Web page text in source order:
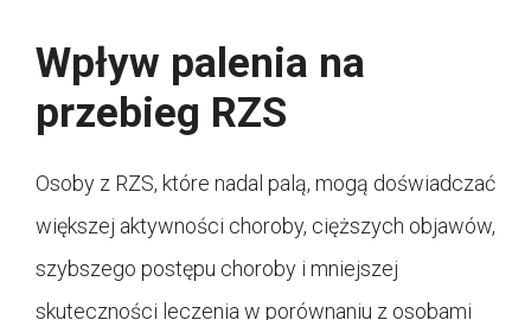
Wpływ palenia na
przebieg RZS
Osoby z RZS, które nadal palą, mogą doświadczać
większej aktywności choroby, cięższych objawów,
szybszego postępu choroby i mniejszej
skuteczności leczenia w porównaniu z osobami